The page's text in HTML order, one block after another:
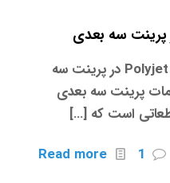
مقایسه تکنولوژی های SLA و Polyjet در پرینت سه
پرینت سه بعدی
است که […]
1
Read more